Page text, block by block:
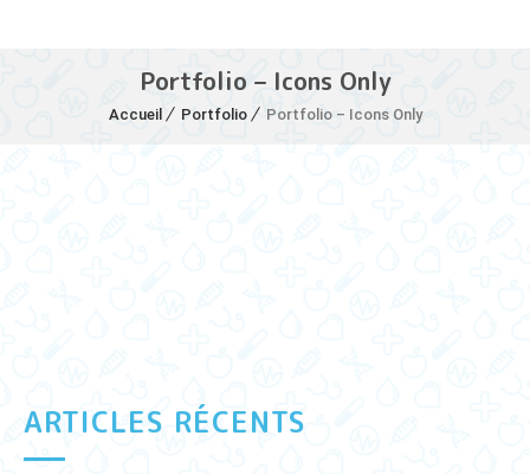
Portfolio – Icons Only
Accueil Portfolio Portfolio – Icons Only
ARTICLES RÉCENTS